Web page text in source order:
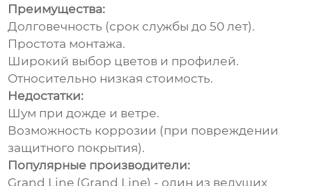
Преимущества:
Долговечность (срок службы до 50 лет).
Простота монтажа.
Широкий выбор цветов и профилей.
Относительно низкая стоимость.
Недостатки:
Шум при дожде и ветре.
Возможность коррозии (при повреждении
защитного покрытия).
Популярные производители:
Grand Line (Grand Line) - один из ведущих